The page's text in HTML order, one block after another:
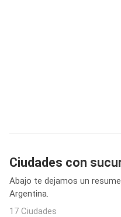
Ciudades con
Abajo te dejamos un
Argentina.
17 Ciudades